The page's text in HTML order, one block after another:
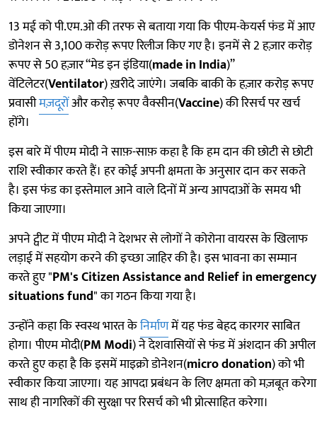
13 मई को पी.एम.ओ की तरफ से बताया गया कि पीएम-केयर्स फंड में आए
डोनेशन से 3,100 करोड़ रूपए रिलीज किए गए है। इनमें से 2 हज़ार करोड़
रूपए से 50 हज़ार “मेड इन इंडिया(made in India)”
वेंटिलेटर(Ventilator) ख़रीदे जाएंगे। जबकि बाकी के हज़ार करोड़ रूपए
प्रवासीमज़दूरोंऔर करोड़ रूपए वैक्सीन(Vaccine) की रिसर्च पर खर्च
होंगे।
इस बारे में पीएम मोदी ने साफ़-साफ़ कहा है कि हम दान की छोटी से छोटी
राशि स्वीकार करते हैं। हर कोई अपनी क्षमता के अनुसार दान कर सकते
है। इस फंड का इस्तेमाल आने वाले दिनों में अन्य आपदाओं के समय भी
किया जाएगा।
अपने ट्वीट में पीएम मोदी ने देशभर से लोगों ने कोरोना वायरस के खिलाफ
लड़ाई में सहयोग करने की इच्छा जाहिर की है। इस भावना का सम्मान
करते हुए "PM's Citizen Assistance and Relief in emergency
situations fund" का गठन किया गया है।
उन्होंने कहा कि स्वस्थ भारत केनिर्माणमें यह फंड बेहद कारगर साबित
होगा। पीएम मोदी(PM Modi) ने देशवासियों से फंड में अंशदान की अपील
करते हुए कहा है कि इसमें माइक्रो डोनेशन(micro donation) को भी
स्वीकार किया जाएगा। यह आपदा प्रबंधन के लिए क्षमता को मज़बूत करेगा
साथ ही नागरिकों की सुरक्षा पर रिसर्च को भी प्रोत्साहित करेगा।